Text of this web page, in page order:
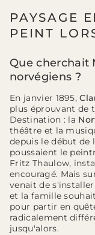
PAYSAGE
PEINT
Que cherchait
norvégiens ?
En janvier 1895,
plus éprouvant de
Destination : la
théâtre et la
depuis le début de
poussaient le
Fritz Thaulow,
encouragé. Mais
venait de
et la famille
pour partir en
radicalement
jusqu'alors.